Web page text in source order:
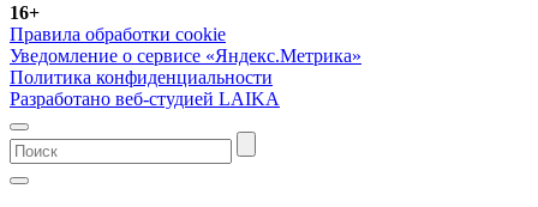
16+
Правила обработки cookie
Уведомление о сервисе «Яндекс.Метрика»
Политика конфиденциальности
Разработано веб-студией LAIKA